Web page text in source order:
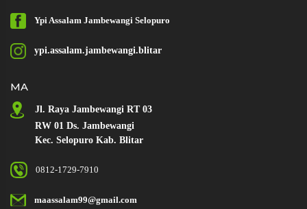
Ypi Assalam Jambewangi Selopuro
ypi.assalam.jambewangi.blitar
MA
Jl. Raya Jambewangi RT 03
RW 01 Ds. Jambewangi
Kec. Selopuro Kab. Blitar
0812-1729-7910
maassalam99@gmail.com